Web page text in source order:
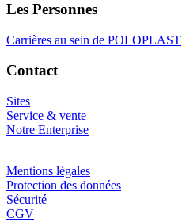
Les Personnes
Carrières au sein de POLOPLAST
Contact
Sites
Service & vente
Notre Enterprise
Mentions légales
Protection des données
Sécurité
CGV